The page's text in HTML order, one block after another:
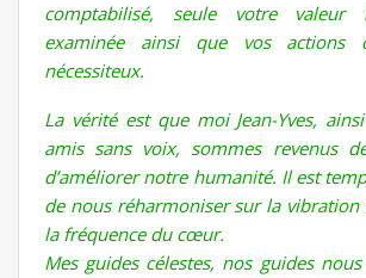
comptabilisé, seule votre valeur
examinée ainsi que vos actions
nécessiteux.
La vérité est que moi Jean-Yves,
amis sans voix, sommes revenus
d’améliorer notre humanité. Il est
de nous réharmoniser sur la vibration
la fréquence du cœur.
Mes guides célestes, nos guides